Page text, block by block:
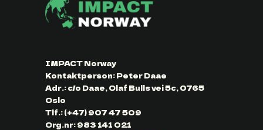
IMPACT Norway
Kontaktperson: Peter Daae
Adr.: c/o Daae, Olaf Bulls vei 5c, 0765
Oslo
Tlf.: (+47) 907 47 509
Org.nr: 983 141 021